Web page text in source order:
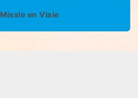
Missie en Visie